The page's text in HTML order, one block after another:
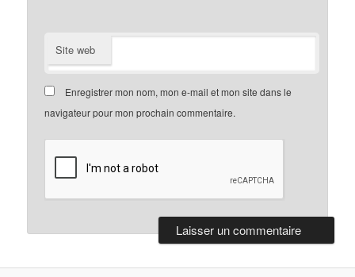
Site web
Enregistrer mon nom, mon e-mail et mon site dans le
navigateur pour mon prochain commentaire.